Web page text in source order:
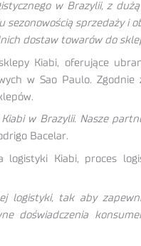
w Brazylii, z
sezonowością sprzedaży i
dostaw towarów do
Kiabi, oferujące
w Sao Paulo.
w Brazylii. Nasze
Bacelar.
Kiabi, proces
logistyki, tak aby
doświadczenia